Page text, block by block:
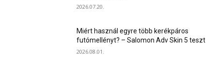
2026.07.20.
Miért használ egyre több kerékpáros
futómellényt? – Salomon Adv Skin 5 teszt
2026.08.01.